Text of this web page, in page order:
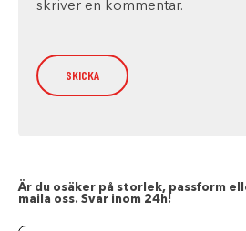
skriver en kommentar.
Är du osäker på storlek, passform
maila oss. Svar inom 24h!